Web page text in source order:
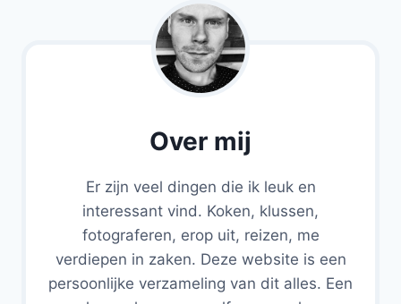
Over mij
Er zijn veel dingen die ik leuk en
interessant vind. Koken, klussen,
fotograferen, erop uit, reizen, me
verdiepen in zaken. Deze website is een
persoonlijke verzameling van dit alles. Een